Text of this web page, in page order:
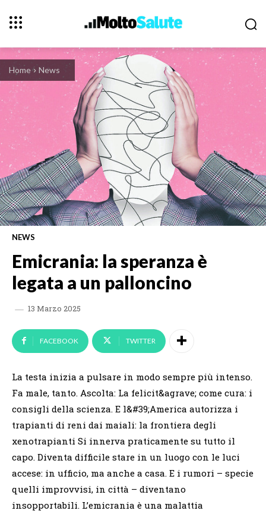
Home News
NEWS
Emicrania: la speranza è
legata a un palloncino
13 Marzo 2025
FACEBOOK TWITTER
La testa inizia a pulsare in modo sempre più intenso.
Fa male, tanto. Ascolta: La felicit&agrave; come cura: i
consigli della scienza. E l&#39;America autorizza i
trapianti di reni dai maiali: la frontiera degli
xenotrapianti Si innerva praticamente su tutto il
capo. Diventa difficile stare in un luogo con le luci
accese: in ufficio, ma anche a casa. E i rumori – specie
quelli improvvisi, in città – diventano
insopportabili. L’emicrania è una malattia